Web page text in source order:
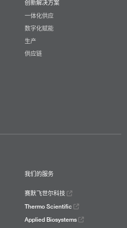
创新解决方案
一体化供应
数字化赋能
生产
供应链
我们的服务
赛默飞世尔科技
Thermo Scientific
Applied Biosystems